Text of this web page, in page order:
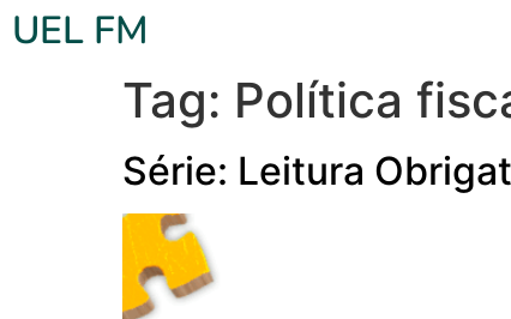
UEL FM
Tag: Política
Série: Leitura